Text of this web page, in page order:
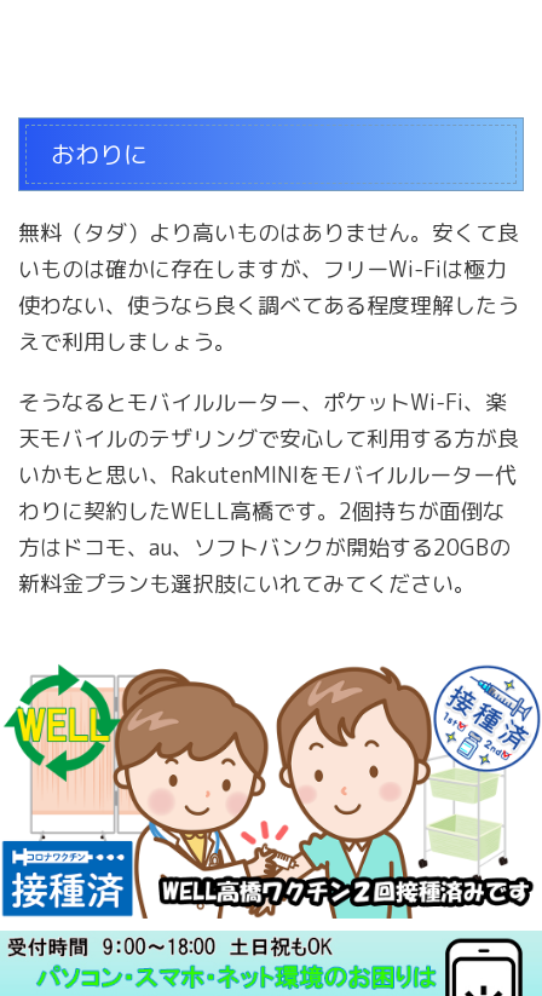
おわりに
無料（タダ）より高いものはありません。安くて良
いものは確かに存在しますが、フリーWi-Fiは極力
使わない、使うなら良く調べてある程度理解したう
えで利用しましょう。
そうなるとモバイルルーター、ポケットWi-Fi、楽
天モバイルのテザリングで安心して利用する方が良
いかもと思い、RakutenMINIをモバイルルーター代
わりに契約したWELL高橋です。2個持ちが面倒な
方はドコモ、au、ソフトバンクが開始する20GBの
新料金プランも選択肢にいれてみてください。